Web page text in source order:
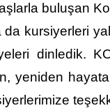
buluşan
kursiyerleri
dinledik.
yeniden